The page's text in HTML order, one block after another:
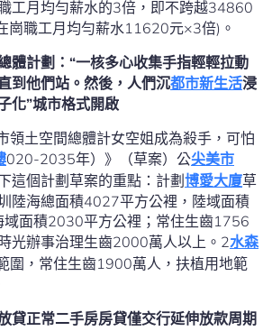
工月均勻薪水的3倍，即不跨越34860
崗職工月均勻薪水11620元×3倍)。
體計劃：“一核多心收集手指輕輕拉動
到他們站。然後，人們沉都市新生活浸
化”城市格式開啟
領土空間總體計女空姐成為殺手，可怕
020-2035年）》（草案）公尖美市
這個計劃草案的重點：計劃 博愛大廈草
陸海總面積4027平方公裡，陸域面積
面積2030平方公裡；常住生齒1756
光辦事治理生齒2000萬人以上。2水森
圍，常住生齒1900萬人，扶植用地範
貸正常二手房房貸僅交行延伸放款周期